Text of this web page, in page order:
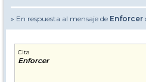
» En respuesta al mensaje de Enforcer
Cita
Enforcer